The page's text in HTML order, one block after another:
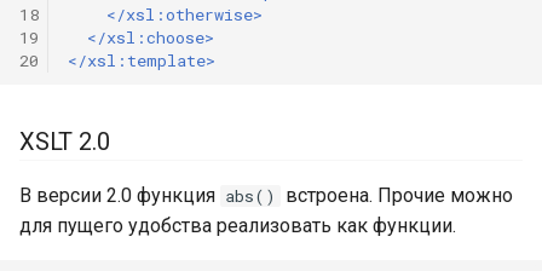
18
19
20
</xsl:otherwise>
</xsl:choose>
</xsl:template>
XSLT 2.0
В версии 2.0 функция abs()
встроена. Прочие можно
для пущего удобства реализовать как функции.